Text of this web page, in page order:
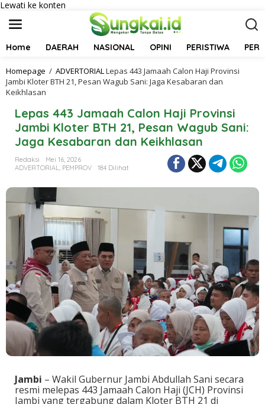
Lewati ke konten
Home DAERAH NASIONAL OPINI PERISTIWA
Homepage / ADVERTORIALLepas 443 Jamaah Calon Haji Provinsi
Jambi Kloter BTH 21, Pesan Wagub Sani: Jaga Kesabaran dan
Keikhlasan
Lepas 443 Jamaah Calon Haji Provinsi
Jambi Kloter BTH 21, Pesan Wagub Sani:
Jaga Kesabaran dan Keikhlasan
Redaksi
Mei 16, 2026
ADVERTORIAL, PEMPROV 184 Dilihat
Jambi – Wakil Gubernur Jambi Abdullah Sani secara
resmi melepas 443 Jamaah Calon Haji (JCH) Provinsi
Jambi yang tergabung dalam Kloter BTH 21 di